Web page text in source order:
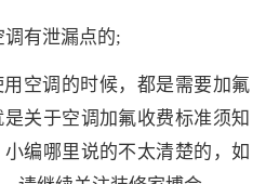
调有泄漏点的;
空调的时候，都是需要加氟
关于空调加氟收费标准须知
编哪里说的不太清楚的，如